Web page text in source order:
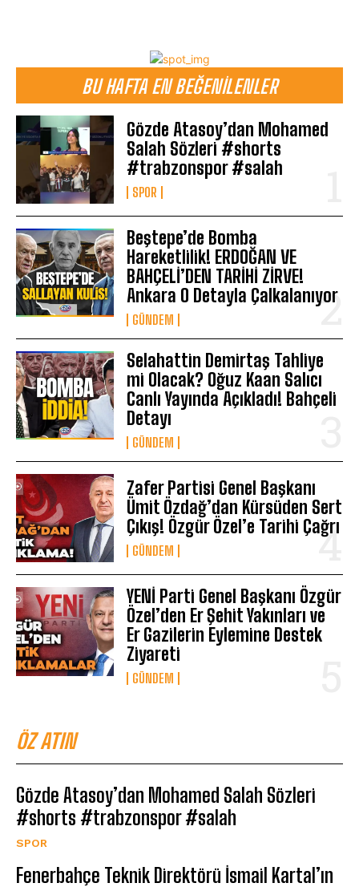
BU HAFTA EN BEĞENILENLER
Gözde Atasoy’dan Mohamed
Salah Sözleri #shorts
#trabzonspor #salah
SPOR
Beştepe’de Bomba
Hareketlilik! ERDOĞAN VE
BAHÇELİ’DEN TARİHİ ZİRVE!
Ankara O Detayla Çalkalanıyor
GÜNDEM
Selahattin Demirtaş Tahliye
mi Olacak? Oğuz Kaan Salıcı
Canlı Yayında Açıkladı! Bahçeli
Detayı
GÜNDEM
Zafer Partisi Genel Başkanı
Ümit Özdağ’dan Kürsüden Sert
Çıkış! Özgür Özel’e Tarihi Çağrı
GÜNDEM
YENİ Parti Genel Başkanı Özgür
Özel’den Er Şehit Yakınları ve
Er Gazilerin Eylemine Destek
Ziyareti
GÜNDEM
ÖZ ATIN
Gözde Atasoy’dan Mohamed Salah Sözleri
#shorts #trabzonspor #salah
SPOR
Fenerbahçe Teknik Direktörü İsmail Kartal’ın